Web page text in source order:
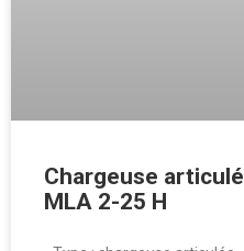
Chargeuse
MLA 2-25 H